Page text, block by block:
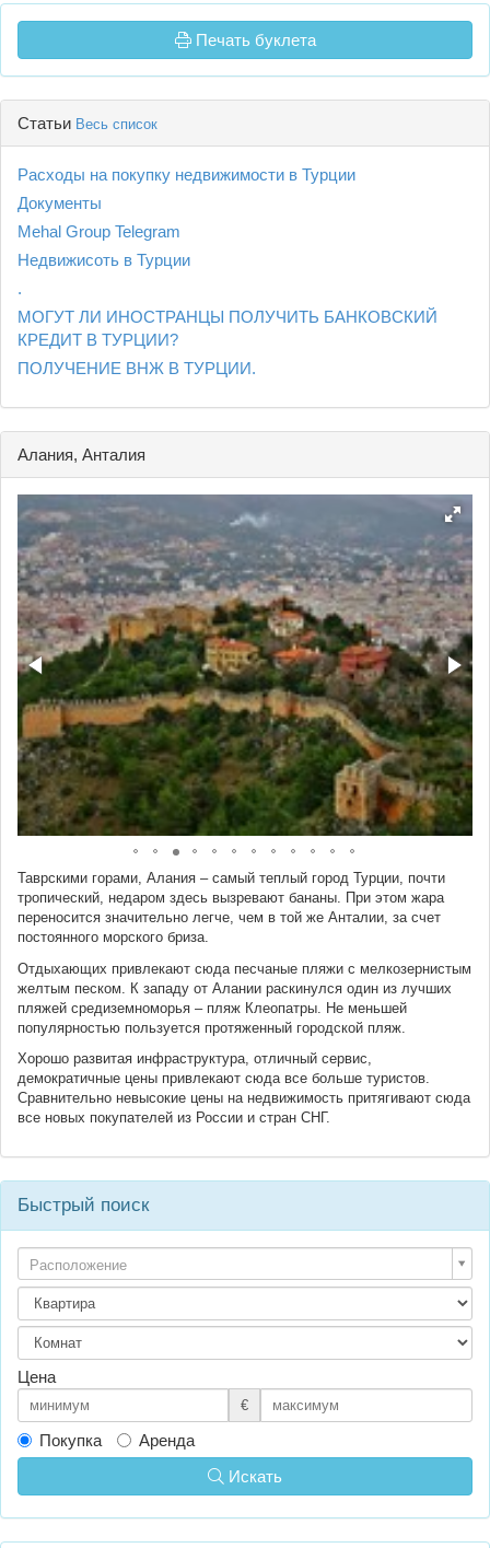
Печать буклета
Статьи Весь список
Расходы на покупку недвижимости в Турции
Документы
Mehal Group Telegram
Недвижисоть в Турции
.
МОГУТ ЛИ ИНОСТРАНЦЫ ПОЛУЧИТЬ БАНКОВСКИЙ
КРЕДИТ В ТУРЦИИ?
ПОЛУЧЕНИЕ ВНЖ В ТУРЦИИ.
Алания, Анталия
Таврскими горами, Алания – самый теплый город Турции, почти
тропический, недаром здесь вызревают бананы. При этом жара
переносится значительно легче, чем в той же Анталии, за счет
постоянного морского бриза.
Отдыхающих привлекают сюда песчаные пляжи с мелкозернистым
желтым песком. К западу от Алании раскинулся один из лучших
пляжей средиземноморья – пляж Клеопатры. Не меньшей
популярностью пользуется протяженный городской пляж.
Хорошо развитая инфраструктура, отличный сервис,
демократичные цены привлекают сюда все больше туристов.
Сравнительно невысокие цены на недвижимость притягивают сюда
все новых покупателей из России и стран СНГ.
Быстрый поиск
Расположение
Цена
€
Покупка
Аренда
Искать